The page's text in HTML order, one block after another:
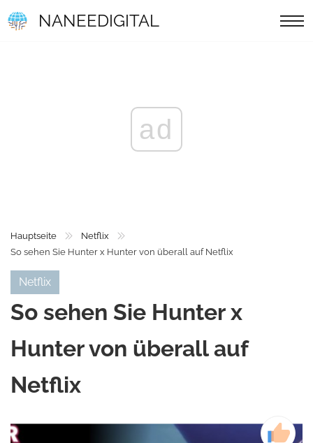
NANEEDIGITAL
ad
Hauptseite
Netflix
So sehen Sie Hunter x Hunter von überall auf Netflix
Netflix
So sehen Sie Hunter x
Hunter von überall auf
Netflix